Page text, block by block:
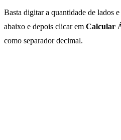
Basta digitar a quantidade de lados
abaixo e depois clicar em Calcular
como separador decimal.